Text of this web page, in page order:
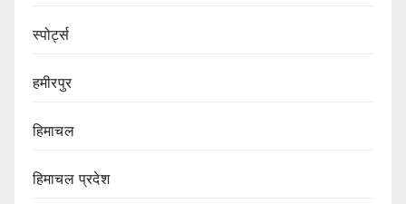
स्पोर्ट्स
हमीरपुर
हिमाचल
हिमाचल प्रदेश